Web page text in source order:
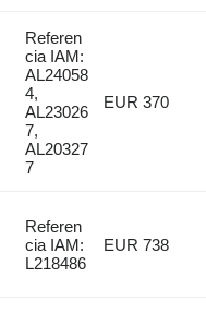
Referen
cia IAM:
AL24058
4,
AL23026
7,
AL20327
7
EUR 370
Referen
cia IAM:
L218486
EUR 738